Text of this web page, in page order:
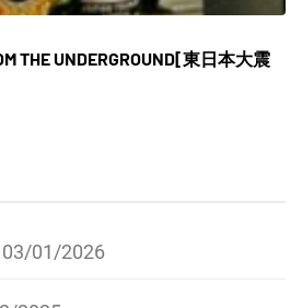
THE UNDERGROUND[東日本大震
03/01/2026